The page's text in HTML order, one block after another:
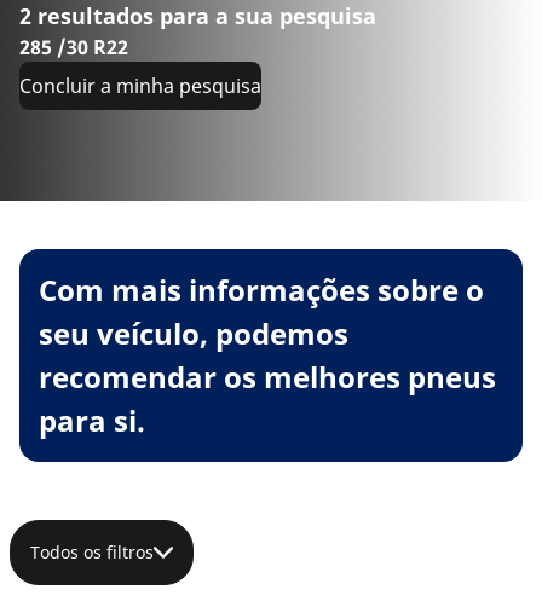
2 resultados para a sua pesquisa
285 /30 R22
Concluir a minha pesquisa
Com mais informações sobre o
seu veículo, podemos
recomendar os melhores pneus
para si.
Todos os filtros